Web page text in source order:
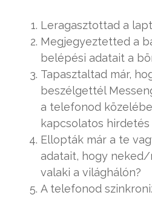
Leragasztottad a
Megjegyeztetted a
belépési adatait a
Tapasztaltad már,
beszélgettél
a telefonod
kapcsolatos
Ellopták már a te
adatait, hogy
valaki a világhálón?
A telefonod